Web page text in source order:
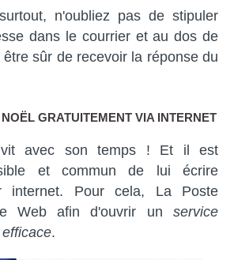
n'oubliez pas de stipuler
dans le courrier et au dos de
être sûr de recevoir la réponse du
GRATUITEMENT VIA INTERNET
avec son temps ! Et il est
et commun de lui écrire
internet. Pour cela, La Poste
Web afin d'ouvrir un service
.